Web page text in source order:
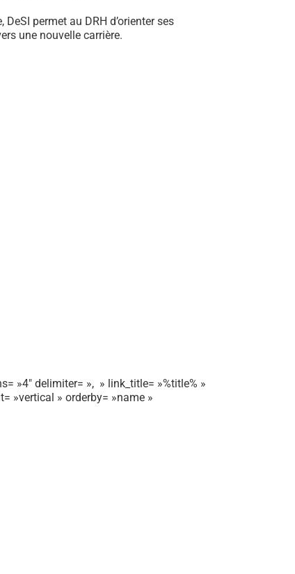
permet au DRH d’orienter ses
une nouvelle carrière.
»4″ delimiter= », » link_title= »%title% »
»vertical » orderby= »name »